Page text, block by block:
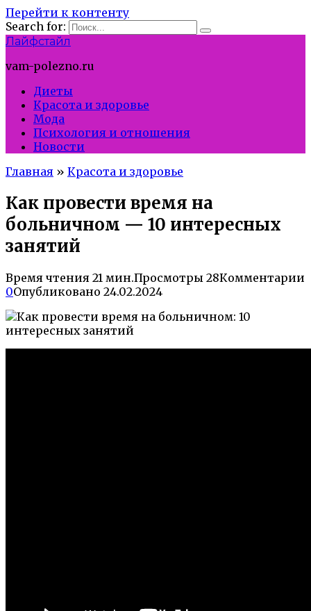
Перейти к контенту
Search for:
Лайфстайл
vam-polezno.ru
Диеты
Красота и здоровье
Мода
Психология и отношения
Новости
Главная » Красота и здоровье
Как провести время на
больничном — 10 интересных
занятий
Время чтения 21 мин.Просмотры 28Комментарии
0Опубликовано 24.02.2024